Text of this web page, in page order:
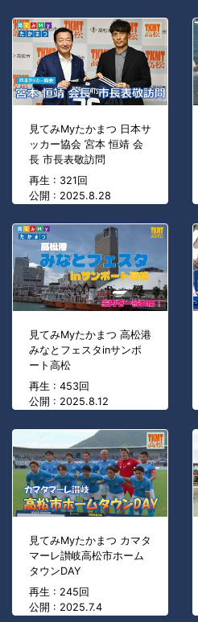
見てみMyたかまつ 日本サ
ッカー協会 宮本 恒靖 会
長 市長表敬訪問
再生 : 321回
公開 : 2025.8.28
見てみMyたかまつ 高松港
みなとフェスタinサンポ
ート高松
再生 : 453回
公開 : 2025.8.12
見てみMyたかまつ カマタ
マーレ讃岐高松市ホーム
タウンDAY
再生 : 245回
公開 : 2025.7.4